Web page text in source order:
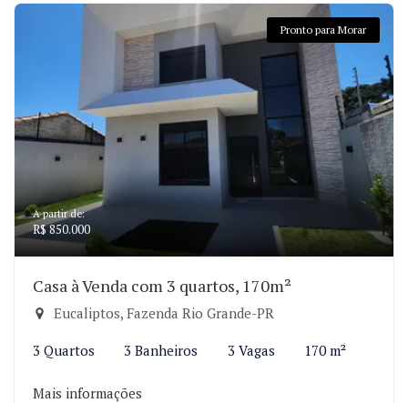
Pronto para Morar
A partir de:
R$ 850.000
Casa à Venda com 3 quartos, 170m²
Eucaliptos, Fazenda Rio Grande-PR
3 Quartos 3 Banheiros 3 Vagas 170 m²
Mais informações